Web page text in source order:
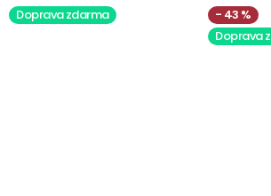
Doprava zdarma
43 %
Doprava